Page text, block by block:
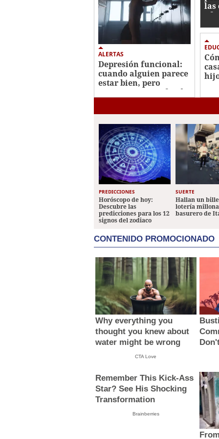
ALERTAS
Depresión funcional:
cuando alguien parece
estar bien, pero
atraviesa un profundo
las
PREDICCIONES
Horóscopo de hoy:
Descubre las
predicciones para los 12
signos del zodiaco
SUERTE
Hallan un
lotería
basurero de
CONTENIDO PROMOCIONADO
Why everything you
thought you knew about
water might be wrong
CTA Love
Remember This Kick-Ass
Star? See His Shocking
Transformation
Brainberries